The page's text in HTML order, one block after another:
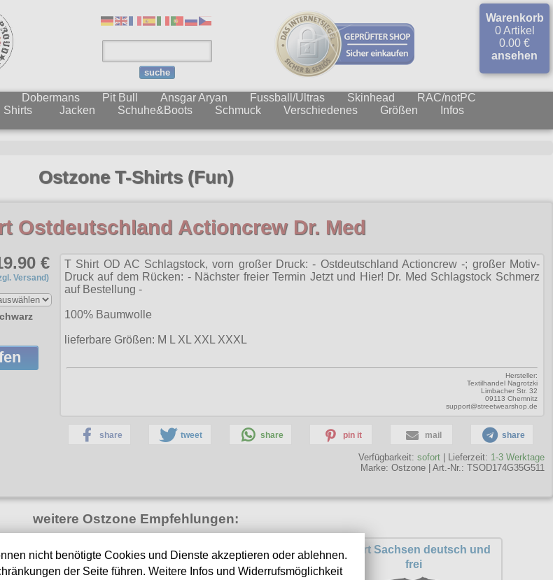
suche
Warenkorb
0 Artikel
0.00 €
ansehen
Dobermans Pit Bull Ansgar Aryan Fussball/Ultras Skinhead
RAC/notPC
Shirts Jacken Schuhe&Boots Schmuck Verschiedenes Größen
Infos
Ostzone T-Shirts (Fun)
Ostdeutschland Actioncrew Dr. Med
€
Versand)
T Shirt OD AC Schlagstock, vorn großer Druck: - Ostdeutschland Actioncrew -; großer Motiv-
Druck auf dem Rücken: - Nächster freier Termin Jetzt und Hier! Dr. Med Schlagstock Schmerz
auf Bestellung -
100% Baumwolle
lieferbare Größen: M L XL XXL XXXL
Hersteller:
Textilhandel Nagrotzki
Limbacher Str. 32
09113 Chemnitz
support@streetwearshop.de
share tweet share pin it mail share
Verfügbarkeit: sofort | Lieferzeit: 1-3 Werktage
Marke: Ostzone Art.-Nr.: TSOD174G35G511
weitere Ostzone Empfehlungen:
Ostdeutschland
3 Fuck You
T-Shirt Ostdeutsche Fertigung /
geb. in den 70ern
T-Shirt Sachsen deutsch und
frei
nicht benötigte Cookies und Dienste akzeptieren oder ablehnen.
der Seite führen. Weitere Infos und Widerrufsmöglichkeit